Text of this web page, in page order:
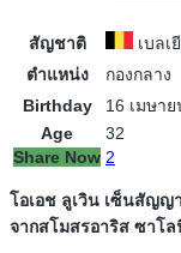
สัญชาติ
เบลเ
ตำแหน่ง
กองกลาง
Birthday
16 เมษา
Age
32
Share Now 2
โอเอช ลูเวิน เซ็นสัญญ
จากสโมสรอาริส ซาโ